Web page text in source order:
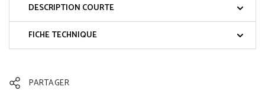
DESCRIPTION COURTE
FICHE TECHNIQUE
PARTAGER